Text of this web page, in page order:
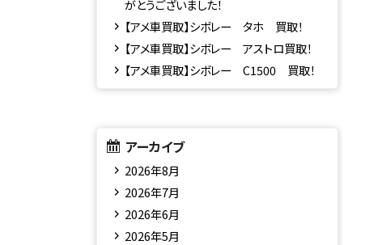
がとうございました！
【アメ車買取】シボレー タホ 買取！
【アメ車買取】シボレー アストロ買取！
【アメ車買取】シボレー C1500 買取！
アーカイブ
2026年8月
2026年7月
2026年6月
2026年5月